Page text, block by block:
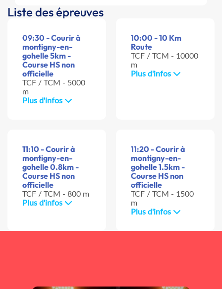
Liste des épreuves
09:30 - Courir à
montigny-en-
gohelle 5km -
Course HS non
officielle
TCF / TCM - 5000
m
Plus d'infos
10:00 - 10 Km
Route
TCF / TCM - 10000
m
Plus d'infos
11:10 - Courir à
montigny-en-
gohelle 0.8km -
Course HS non
officielle
TCF / TCM - 800 m
Plus d'infos
11:20 - Courir à
montigny-en-
gohelle 1.5km -
Course HS non
officielle
TCF / TCM - 1500
m
Plus d'infos